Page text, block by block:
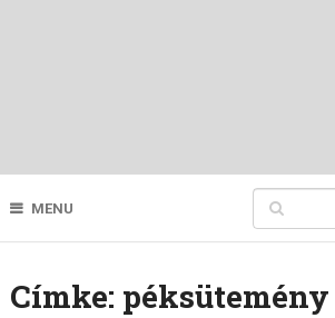
MENU
Címke: péksütemény